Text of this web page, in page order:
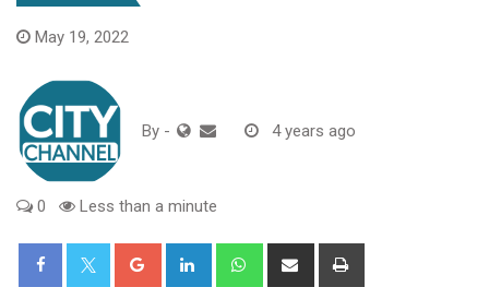
May 19, 2022
By - 4 years ago
0 Less than a minute
Google+ LinkedIn WhatsappShare